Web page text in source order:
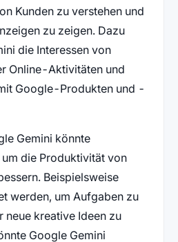
Kunden zu verstehen und
zu zeigen. Dazu
die Interessen von
Online-Aktivitäten und
Google-Produkten und -
Gemini könnte
die Produktivität von
Beispielsweise
werden, um Aufgaben zu
neue kreative Ideen zu
Google Gemini